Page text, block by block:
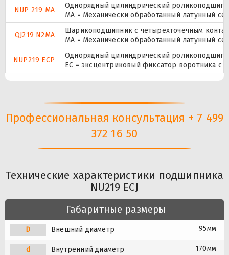
NUP 219 MA
Однорядный цилиндрический
MA = Механически обработанный латунный
QJ219 N2MA
Шарикоподшипник с четырехточечным
MA = Механически обработанный латунный
NUP219 ECP
Однорядный цилиндрический
ЕС = эксцентриковый фиксатор воротника с
Профессиональная консультация + 7 499
372 16 50
Технические характеристики подшипника
NU219 ECJ
Габаритные размеры
D Внешний диаметр 95мм
d Внутренний диаметр 170мм